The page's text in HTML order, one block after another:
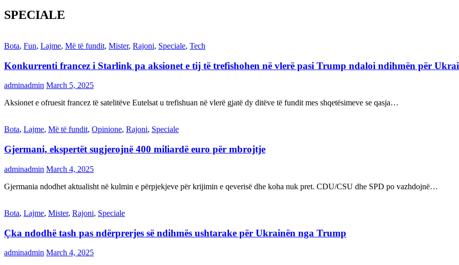
SPECIALE
Bota, Fun, Lajme, Më të fundit, Mister, Rajoni, Speciale, Tech
Konkurrenti francez i Starlink pa aksionet e tij të trefishohen në vlerë pasi Trump ndaloi ndihmën për
adminadmin March 5, 2025
Aksionet e ofruesit francez të satelitëve Eutelsat u trefishuan në vlerë gjatë dy ditëve të fundit mes shqetësimeve se qasja…
Bota, Lajme, Më të fundit, Opinione, Rajoni, Speciale
Gjermani, ekspertët sugjerojnë 400 miliardë euro për mbrojtje
adminadmin March 4, 2025
Gjermania ndodhet aktualisht në kulmin e përpjekjeve për krijimin e qeverisë dhe koha nuk pret. CDU/CSU dhe SPD po vazhdojnë…
Bota, Lajme, Mister, Rajoni, Speciale
Çka ndodhë tash pas ndërprerjes së ndihmës ushtarake për Ukrainën nga Trump
adminadmin March 4, 2025